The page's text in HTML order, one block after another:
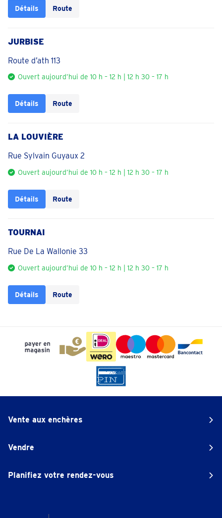
Détails Route
JURBISE
Route d’ath 113
Ouvert aujourd’hui de 10 h – 12 h | 12 h 30 – 17 h
Détails Route
LA LOUVIÈRE
Rue Sylvain Guyaux 2
Ouvert aujourd’hui de 10 h – 12 h | 12 h 30 – 17 h
Détails Route
TOURNAI
Rue De La Wallonie 33
Ouvert aujourd’hui de 10 h – 12 h | 12 h 30 – 17 h
Détails Route
Vente aux enchères
Vendre
Planifiez votre rendez-vous